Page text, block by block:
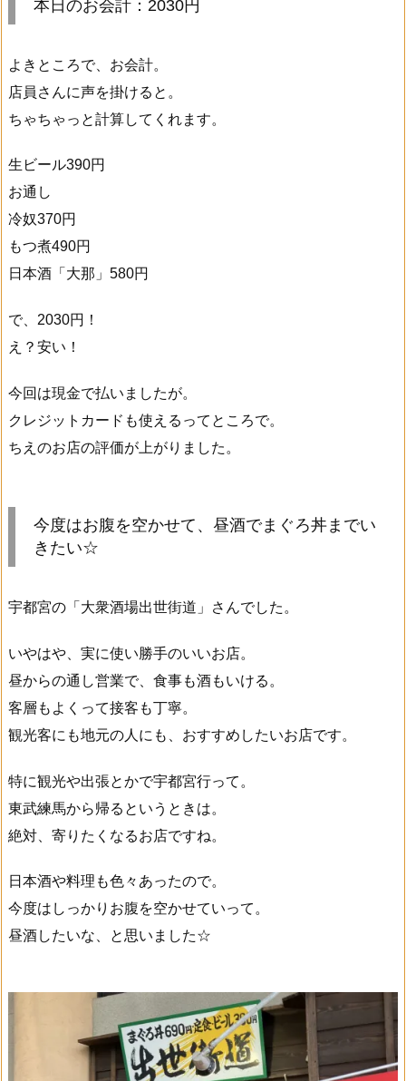
本日のお会計：2030円
よきところで、お会計。
店員さんに声を掛けると。
ちゃちゃっと計算してくれます。
生ビール390円
お通し
冷奴370円
もつ煮490円
日本酒「大那」580円
で、2030円！
え？安い！
今回は現金で払いましたが。
クレジットカードも使えるってところで。
ちえのお店の評価が上がりました。
今度はお腹を空かせて、昼酒でまぐろ丼までい
きたい☆
宇都宮の「大衆酒場出世街道」さんでした。
いやはや、実に使い勝手のいいお店。
昼からの通し営業で、食事も酒もいける。
客層もよくって接客も丁寧。
観光客にも地元の人にも、おすすめしたいお店です。
特に観光や出張とかで宇都宮行って。
東武練馬から帰るというときは。
絶対、寄りたくなるお店ですね。
日本酒や料理も色々あったので。
今度はしっかりお腹を空かせていって。
昼酒したいな、と思いました☆